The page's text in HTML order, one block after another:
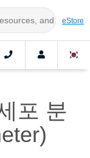
eStore
포 분